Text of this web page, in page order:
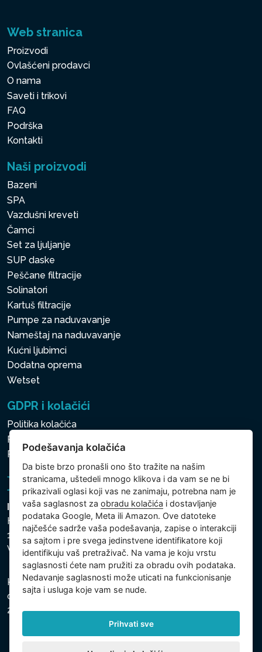
Web stranica
Proizvodi
Ovlašćeni prodavci
O nama
Saveti i trikovi
FAQ
Podrška
Kontakti
Naši proizvodi
Bazeni
SPA
Vazdušni kreveti
Čamci
Set za ljuljanje
SUP daske
Peščane filtracije
Solinatori
Kartuš filtracije
Pumpe za naduvavanje
Nameštaj na naduvavanje
Kućni ljubimci
Dodatna oprema
Wetset
GDPR i kolačići
Politika kolačića
Politika zaštite ličnih i drugih obrađivanih podataka
Politika kolačića
Intex Trading, s.r.o.
Hradecká 2526/3
130 00 Praha 3
Vinohrady - Česká republika
Kompanija je registrovana u Opštinskom sudu u Pragu,
odeljak C, uložak 74759, Identifikacioni broj kompanije:
26150808, Poreski identifikacioni broj: CZ26150808.
Podešavanja kolačića
Da biste brzo pronašli ono što tražite na našim
stranicama, uštedeli mnogo klikova i da vam se ne bi
prikazivali oglasi koji vas ne zanimaju, potrebna nam je
vaša saglasnost zaobradu kolačića i dostavljanje
podataka Google, Meta ili Amazon. Ove datoteke
najčešće sadrže vaša podešavanja, zapise o interakciji
sa sajtom i pre svega jedinstvene identifikatore koji
identifikuju vaš pretraživač. Na vama je koju vrstu
saglasnosti ćete nam pružiti za obradu ovih podataka.
Nedavanje saglasnosti može uticati na funkcionisanje
sajta i usluga koje vam se nude.
Prihvati sve